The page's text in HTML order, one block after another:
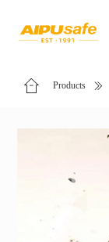
Products